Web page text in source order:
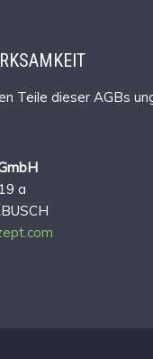
Teile dieser AGBs
a